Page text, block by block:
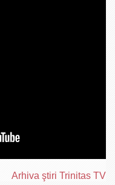
Arhiva ştiri Trinitas TV